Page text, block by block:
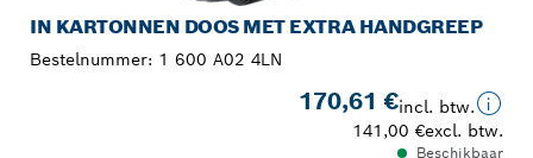
IN KARTONNEN DOOS MET EXTRA HANDGREEP
Bestelnummer: 1 600 A02 4LN
170,61 €incl. btw.
141,00 €excl. btw.
Beschikbaar